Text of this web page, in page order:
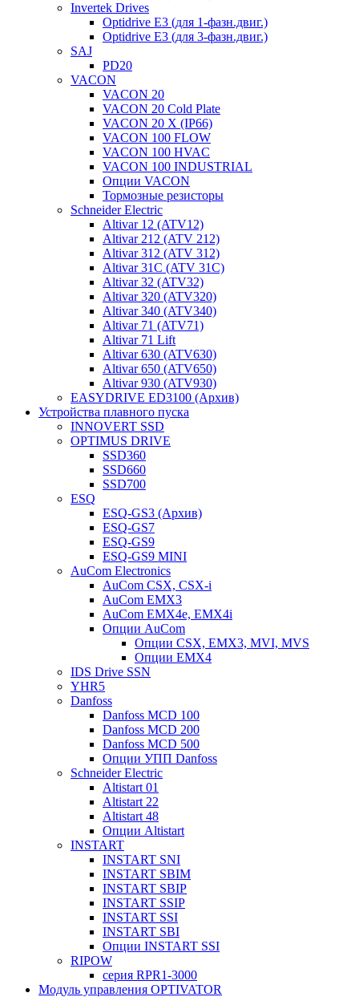
Invertek Drives
Optidrive E3 (для 1-фазн.двиг.)
Optidrive E3 (для 3-фазн.двиг.)
SAJ
PD20
VACON
VACON 20
VACON 20 Cold Plate
VACON 20 X (IP66)
VACON 100 FLOW
VACON 100 HVAC
VACON 100 INDUSTRIAL
Опции VACON
Тормозные резисторы
Schneider Electric
Altivar 12 (ATV12)
Altivar 212 (ATV 212)
Altivar 312 (ATV 312)
Altivar 31C (ATV 31C)
Altivar 32 (ATV32)
Altivar 320 (ATV320)
Altivar 340 (ATV340)
Altivar 71 (ATV71)
Altivar 71 Lift
Altivar 630 (ATV630)
Altivar 650 (ATV650)
Altivar 930 (ATV930)
EASYDRIVE ED3100 (Архив)
Устройства плавного пуска
INNOVERT SSD
OPTIMUS DRIVE
SSD360
SSD660
SSD700
ESQ
ESQ-GS3 (Архив)
ESQ-GS7
ESQ-GS9
ESQ-GS9 MINI
AuCom Electronics
AuCom CSX, CSX-i
AuCom EMX3
AuCom EMX4e, EMX4i
Опции AuCom
Опции CSX, EMX3, MVI, MVS
Опции EMX4
IDS Drive SSN
YHR5
Danfoss
Danfoss MCD 100
Danfoss MCD 200
Danfoss MCD 500
Опции УПП Danfoss
Schneider Electric
Altistart 01
Altistart 22
Altistart 48
Опции Altistart
INSTART
INSTART SNI
INSTART SBIM
INSTART SBIP
INSTART SSIP
INSTART SSI
INSTART SBI
Опции INSTART SSI
RIPOW
серия RPR1-3000
Модуль управления OPTIVATOR